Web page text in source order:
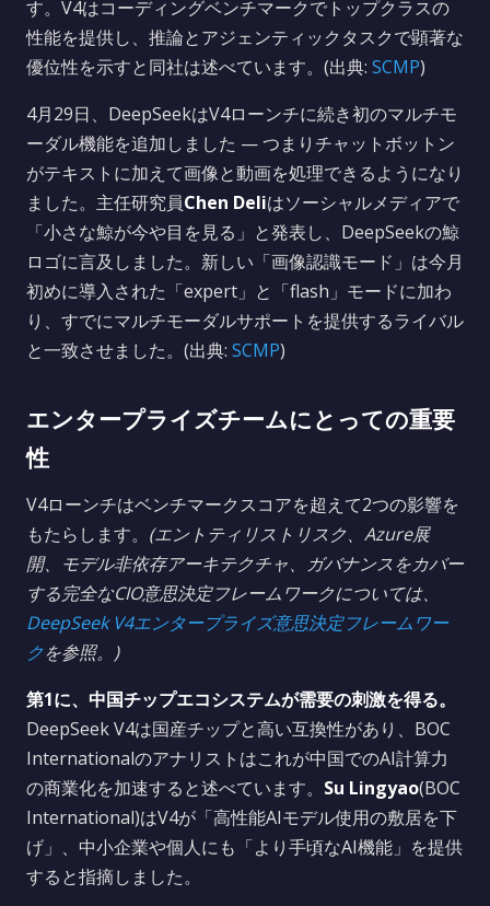
す。V4はコーディングベンチマークでトップクラスの
性能を提供し、推論とアジェンティックタスクで顕著な
優位性を示すと同社は述べています。(出典: SCMP)
4月29日、DeepSeekはV4ローンチに続き初のマルチモ
ーダル機能を追加しました — つまりチャットボットン
がテキストに加えて画像と動画を処理できるようになり
ました。主任研究員Chen Deliはソーシャルメディアで
「小さな鯨が今や目を見る」と発表し、DeepSeekの鯨
ロゴに言及しました。新しい「画像認識モード」は今月
初めに導入された「expert」と「flash」モードに加わ
り、すでにマルチモーダルサポートを提供するライバル
と一致させました。(出典: SCMP)
エンタープライズチームにとっての重要
性
V4ローンチはベンチマークスコアを超えて2つの影響を
もたらします。 (エントティリストリスク、Azure展
開、モデル非依存アーキテクチャ、ガバナンスをカバー
する完全なCIO意思決定フレームワークについては、
DeepSeek V4エンタープライズ意思決定フレームワー
クを参照。)
第1に、中国チップエコシステムが需要の刺激を得る。
DeepSeek V4は国産チップと高い互換性があり、BOC
Internationalのアナリストはこれが中国でのAI計算力
の商業化を加速すると述べています。 Su Lingyao(BOC
International)はV4が「高性能AIモデル使用の敷居を下
げ」、中小企業や個人にも「より手頃なAI機能」を提供
すると指摘しました。